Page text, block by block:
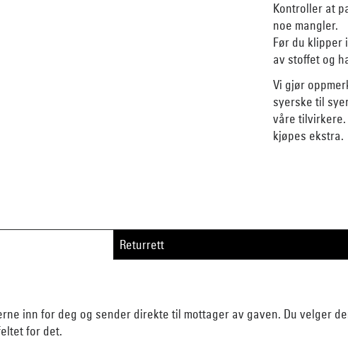
Kontroller at
noe mangler.
Før du klipper
av stoffet og
Vi gjør
syerske til
våre
kjøpes ekstra.
Returrett
inn for deg og sender direkte til mottager av gaven. Du velger
for det.